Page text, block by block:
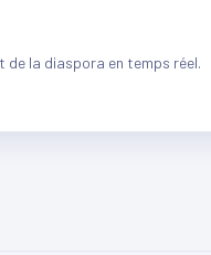
de la diaspora en temps réel.